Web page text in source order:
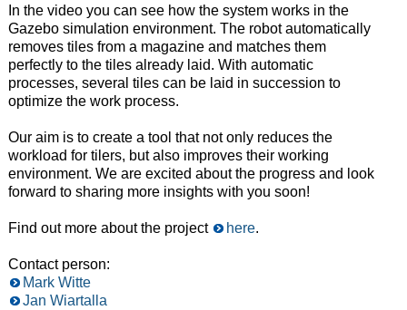
In the video you can see how the system works in the
Gazebo simulation environment. The robot automatically
removes tiles from a magazine and matches them
perfectly to the tiles already laid. With automatic
processes, several tiles can be laid in succession to
optimize the work process.
Our aim is to create a tool that not only reduces the
workload for tilers, but also improves their working
environment. We are excited about the progress and look
forward to sharing more insights with you soon!
Find out more about the project here.
Contact person:
Mark Witte
Jan Wiartalla